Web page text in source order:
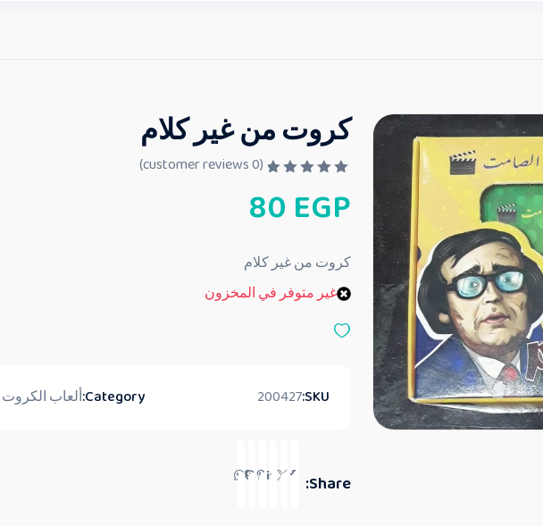
كروت من غير كلام
م
ا
ي
م
ن
(
0
80 EGP
كروت من غير كلام
غير متوفر في المخزون
SKU:
200427
Category:ألعاب الكروت
Share: